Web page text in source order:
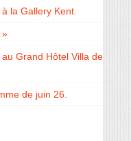
la Gallery Kent.
»
Grand Hôtel Villa de
de juin 26.